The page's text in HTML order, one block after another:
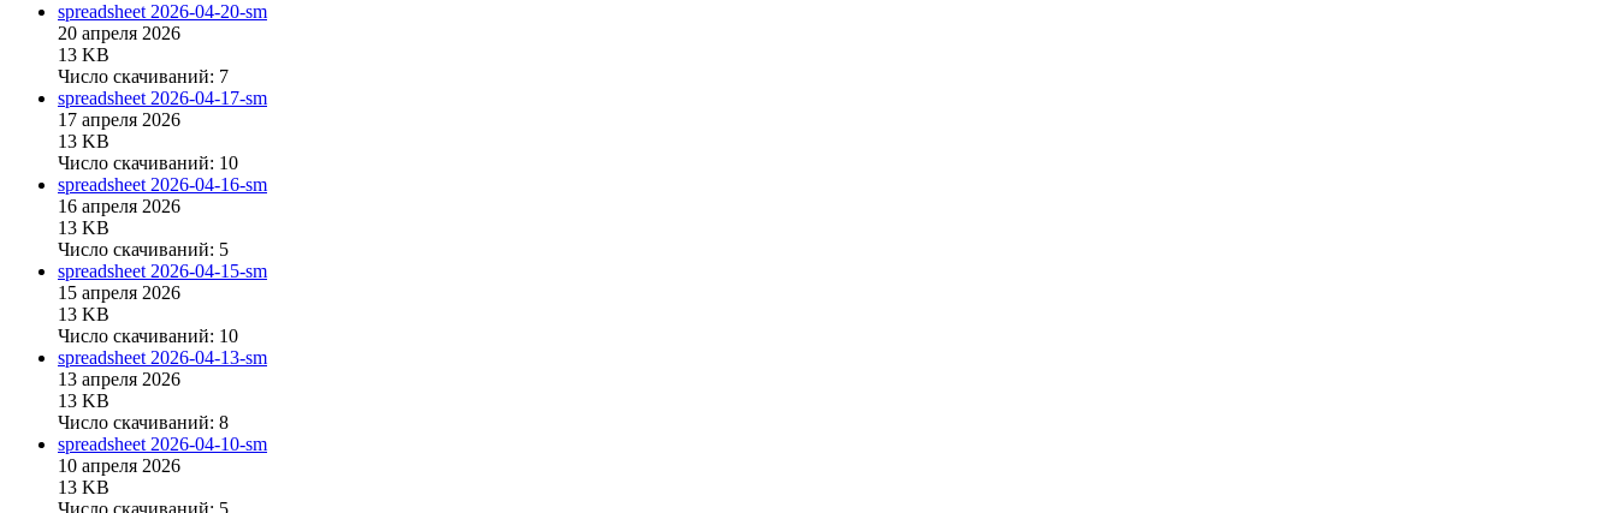
spreadsheet 2026-04-20-sm
20 апреля 2026
13 KB
Число скачиваний: 7
spreadsheet 2026-04-17-sm
17 апреля 2026
13 KB
Число скачиваний: 10
spreadsheet 2026-04-16-sm
16 апреля 2026
13 KB
Число скачиваний: 5
spreadsheet 2026-04-15-sm
15 апреля 2026
13 KB
Число скачиваний: 10
spreadsheet 2026-04-13-sm
13 апреля 2026
13 KB
Число скачиваний: 8
spreadsheet 2026-04-10-sm
10 апреля 2026
13 KB